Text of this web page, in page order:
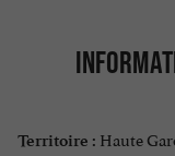
Territoire : Haute